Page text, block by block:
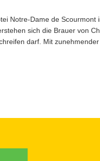
Notre-Dame de Scourmont
sich die Brauer von
darf. Mit